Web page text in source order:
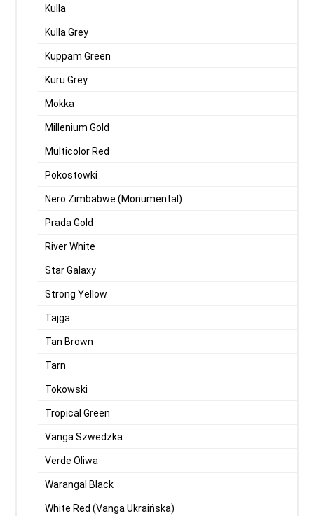
Kulla
Kulla Grey
Kuppam Green
Kuru Grey
Mokka
Millenium Gold
Multicolor Red
Pokostowki
Nero Zimbabwe (Monumental)
Prada Gold
River White
Star Galaxy
Strong Yellow
Tajga
Tan Brown
Tarn
Tokowski
Tropical Green
Vanga Szwedzka
Verde Oliwa
Warangal Black
White Red (Vanga Ukraińska)